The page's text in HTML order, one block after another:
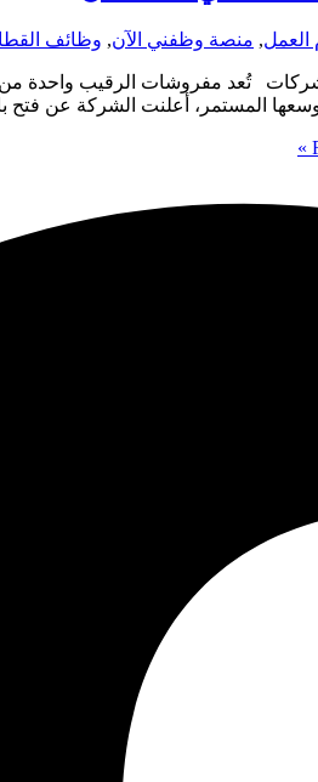
, منصة وظفني الآن, وظائف
تُعد مفروشات الرقيب واحدة من
المستمر، أعلنت الشركة عن